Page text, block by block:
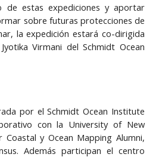
de estas expediciones y aportar
sobre futuras protecciones de
la expedición estará co-dirigida
Virmani del Schmidt Ocean
por el Schmidt Ocean Institute
con la University of New
Coastal y Ocean Mapping Alumni,
Además participan el centro